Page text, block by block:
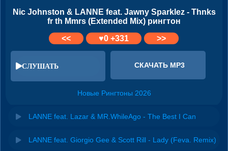
Nic Johnston & LANNE feat. Jawny Sparklez - Thnks
fr th Mmrs (Extended Mix) рингтон
<<
♥0+331 >>
СЛУШАТЬ СКАЧАТЬ MP3
Новые Рингтоны 2026
LANNE feat. Lazar & MR.WhileAgo - The Best I Can
LANNE feat. Giorgio Gee & Scott Rill - Lady (Feva. Remix)